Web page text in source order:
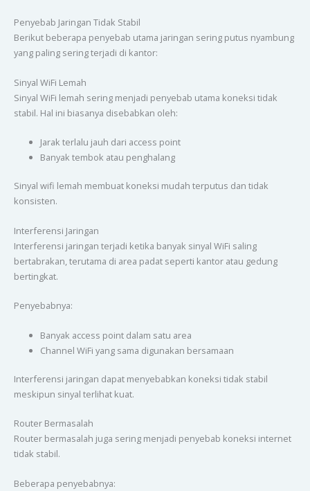
Penyebab Jaringan Tidak Stabil
Berikut beberapa penyebab utama jaringan sering putus nyambung
yang paling sering terjadi di kantor:
Sinyal WiFi Lemah
Sinyal WiFi lemah sering menjadi penyebab utama koneksi tidak
stabil. Hal ini biasanya disebabkan oleh:
Jarak terlalu jauh dari access point
Banyak tembok atau penghalang
Sinyal wifi lemah membuat koneksi mudah terputus dan tidak
konsisten.
Interferensi Jaringan
Interferensi jaringan terjadi ketika banyak sinyal WiFi saling
bertabrakan, terutama di area padat seperti kantor atau gedung
bertingkat.
Penyebabnya:
Banyak access point dalam satu area
Channel WiFi yang sama digunakan bersamaan
Interferensi jaringan dapat menyebabkan koneksi tidak stabil
meskipun sinyal terlihat kuat.
Router Bermasalah
Router bermasalah juga sering menjadi penyebab koneksi internet
tidak stabil.
Beberapa penyebabnya: